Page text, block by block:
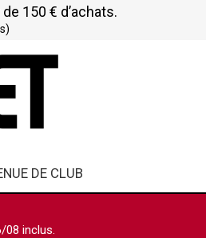
150 € d’achats.
DE CLUB
08 inclus.